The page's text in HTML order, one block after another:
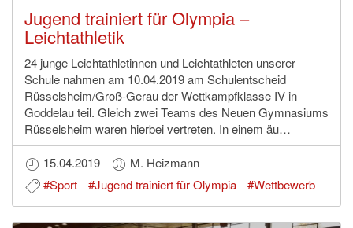
Jugend trainiert für Olympia –
Leichtathletik
24 junge Leichtathletinnen und Leichtathleten unserer
Schule nahmen am 10.04.2019 am Schulentscheid
Rüsselsheim/Groß-Gerau der Wettkampfklasse IV in
Goddelau teil. Gleich zwei Teams des Neuen Gymnasiums
Rüsselsheim waren hierbei vertreten. In einem äu…
15.04.2019
M. Heizmann
#Sport
#Jugend trainiert für Olympia #Wettbewerb